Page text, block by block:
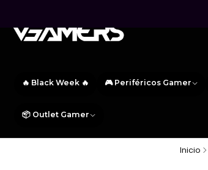
🔥 Black Week 🔥 🎮 Periféricos Gamer
📦 Outlet Gamer
Inicio